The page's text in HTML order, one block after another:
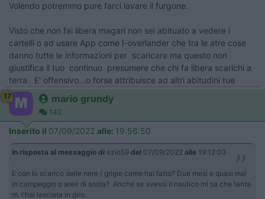
Volendo potremmo pure farci lavare il furgone.
Visto che non fai libera magari non sei abituato a vedere i
cartelli o ad usare App come I-overlander che tra le atre cose
danno tutte le informazioni per scaricare ma questo non
giustifica il tuo continuo presumere che chi fa libera scarichi a
terra. E' offensivo...o forse attribuisce ad altri abitudini tue
17 mario grundy
142
Inserito il 07/09/2022 alle: 19:56:50
In risposta al messaggio di ezio59 del 07/09/2022 alle 19:12:03
E con lo scarico delle nere / grigie come hai fatto? Due mesi e quasi mai
in campeggio o aree di sosta? Anche se avessi il nautico mi sa che tanta
m. l'hai lasciata in giro.